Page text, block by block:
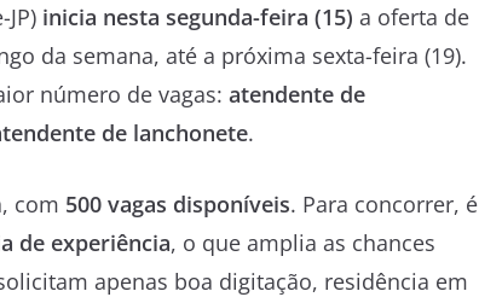
inicia nesta segunda-feira (15) a oferta de
da semana, até a próxima sexta-feira (19).
número de vagas: atendente de
de lanchonete.
com 500 vagas disponíveis. Para concorrer, é
de experiência, o que amplia as chances
apenas boa digitação, residência em